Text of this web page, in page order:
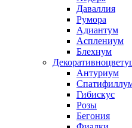
Даваллия
Румора
Адиантум
Асплениум
Блехнум
Антуриум
Гибискус
Розы
Бегония